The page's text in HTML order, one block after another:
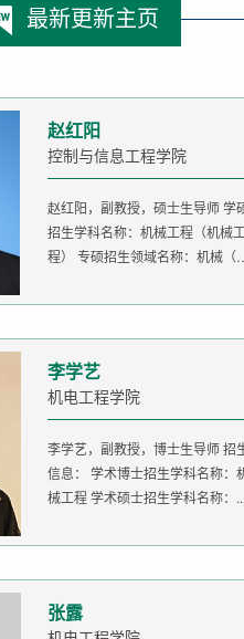
最新更新主页
赵红阳
控制与信息工程学院
赵红阳，副教授，硕士生导师 学
招生学科名称：机械工程（机械工
程） 专硕招生领域名称：机械（
李学艺
机电工程学院
李学艺，副教授，博士生导师 招生
信息： 学术博士招生学科名称：机
械工程 学术硕士招生学科名称：...
张露